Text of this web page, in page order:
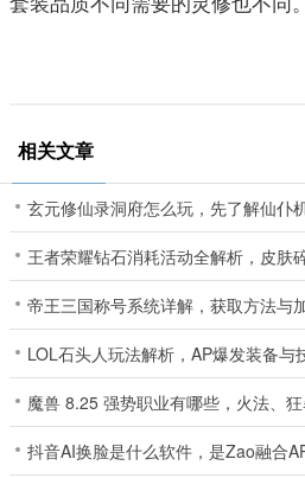
相关文章
玄元修仙录洞府怎么玩，先了解仙仆
王者荣耀钻石消耗活动全解析，皮肤
帝王三国称号系统详解，获取方法与
LOL石头人玩法解析，AP爆发装备与
魔兽 8.25 强势职业有哪些，火法、
抖音AI换脸是什么软件，是Zao融合